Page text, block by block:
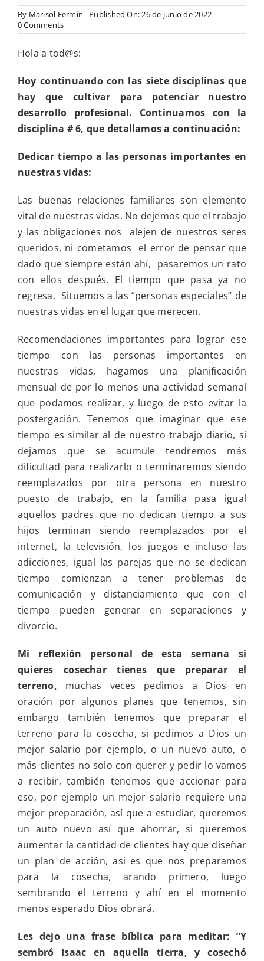
By Marisol Fermin
Published On: 26 de junio de 2022
0 Commentson
Dedicar
a
personas
importantes
nuestras
vidas
y
la
reflexión
personal:
quieres
cosechar
tienes
que
prepar
el
terreno
Hola a tod@s:
Hoy continuando con las siete disciplinas que
hay que cultivar para potenciar nuestro
desarrollo profesional. Continuamos con la
disciplina # 6, que detallamos a continuación:
Dedicar tiempo a las personas importantes en
nuestras vidas:
Las buenas relaciones familiares son elemento
vital de nuestras vidas. No dejemos que el trabajo
y las obligaciones nos alejen de nuestros seres
queridos, ni cometamos el error de pensar que
dado que siempre están ahí, pasaremos un rato
con ellos después. El tiempo que pasa ya no
regresa. Situemos a las “personas especiales” de
nuestras vidas en el lugar que merecen.
Recomendaciones importantes para lograr ese
tiempo con las personas importantes en
nuestras vidas, hagamos una planificación
mensual de por lo menos una actividad semanal
que podamos realizar, y luego de esto evitar la
postergación. Tenemos que imaginar que ese
tiempo es similar al de nuestro trabajo diario, si
dejamos que se acumule tendremos más
dificultad para realizarlo o terminaremos siendo
reemplazados por otra persona en nuestro
puesto de trabajo, en la familia pasa igual
aquellos padres que no dedican tiempo a sus
hijos terminan siendo reemplazados por el
internet, la televisión, los juegos e incluso las
adicciones, igual las parejas que no se dedican
tiempo comienzan a tener problemas de
comunicación y distanciamiento que con el
tiempo pueden generar en separaciones y
divorcio.
Mi reflexión personal de esta semana si
quieres cosechar tienes que preparar el
terreno, muchas veces pedimos a Dios en
oración por algunos planes que tenemos, sin
embargo también tenemos que preparar el
terreno para la cosecha, si pedimos a Dios un
mejor salario por ejemplo, o un nuevo auto, o
más clientes no solo con querer y pedir lo vamos
a recibir, también tenemos que accionar para
eso, por ejemplo un mejor salario requiere una
mejor preparación, así que a estudiar, queremos
un auto nuevo así que ahorrar, si queremos
aumentar la cantidad de clientes hay que diseñar
un plan de acción, asi es que nos preparamos
para la cosecha, arando primero, luego
sembrando el terreno y ahí en el momento
menos esperado Dios obrará.
Les dejo una frase bíblica para meditar: ”Y
sembró Isaac en aquella tierra, y cosechó